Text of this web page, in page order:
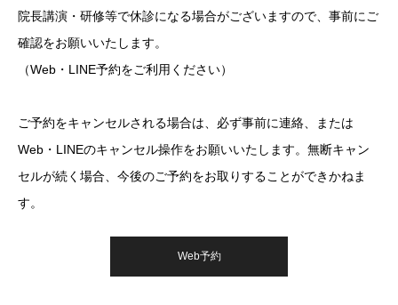
院長講演・研修等で休診になる場合がございますので、事前にご
確認をお願いいたします。
（Web・LINE予約をご利用ください）
ご予約をキャンセルされる場合は、必ず事前に連絡、または
Web・LINEのキャンセル操作をお願いいたします。無断キャン
セルが続く場合、今後のご予約をお取りすることができかねま
す。
Web予約